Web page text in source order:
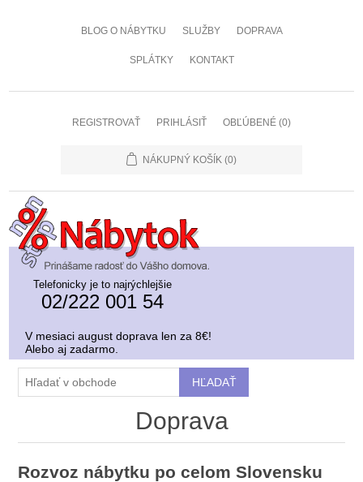
BLOG O NÁBYTKU SLUŽBY DOPRAVA
SPLÁTKY KONTAKT
REGISTROVAŤ PRIHLÁSIŤ OBĽÚBENÉ (0)
NÁKUPNÝ KOŠÍK (0)
Telefonicky je to najrýchlejšie
02/222 001 54
V mesiaci august doprava len za 8€!
Alebo aj zadarmo.
Doprava
Rozvoz nábytku po celom Slovensku